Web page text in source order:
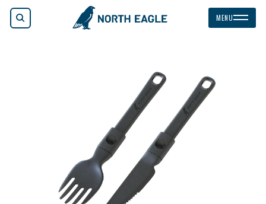
MENU検索